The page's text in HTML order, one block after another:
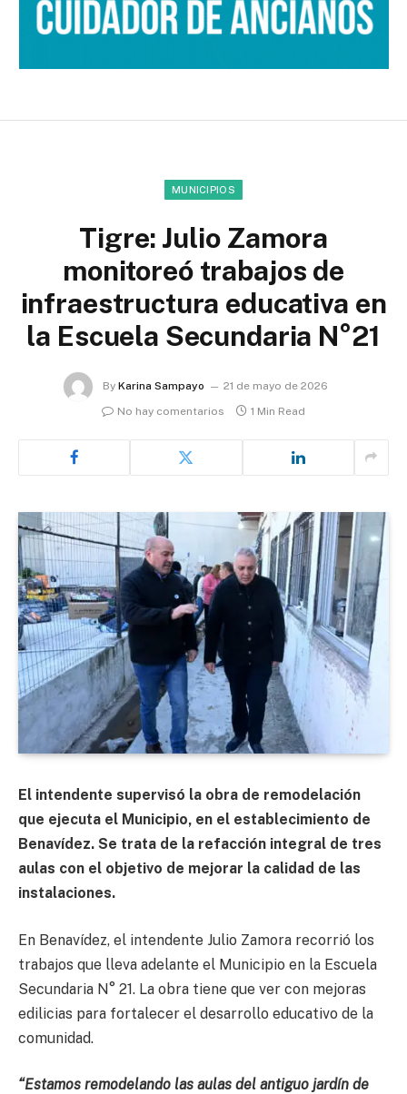
MUNICIPIOS
Tigre: Julio Zamora
monitoreó trabajos de
infraestructura educativa en
la Escuela Secundaria N°21
By Karina Sampayo
21 de mayo de 2026
No hay comentarios
1 Min Read
El intendente supervisó la obra de remodelación
que ejecuta el Municipio, en el establecimiento de
Benavídez. Se trata de la refacción integral de tres
aulas con el objetivo de mejorar la calidad de las
instalaciones.
En Benavídez, el intendente Julio Zamora recorrió los
trabajos que lleva adelante el Municipio en la Escuela
Secundaria N° 21. La obra tiene que ver con mejoras
edilicias para fortalecer el desarrollo educativo de la
comunidad.
“Estamos remodelando las aulas del antiguo jardín de